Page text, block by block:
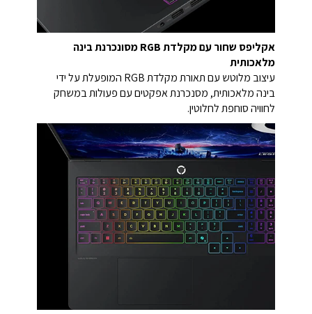
אקליפס שחור עם מקלדת RGB מסונכרנת בינה
מלאכותית
עיצוב מלוטש עם תאורת מקלדת RGB המופעלת על ידי
בינה מלאכותית, מסנכרנת אפקטים עם פעולות במשחק
לחוויה סוחפת לחלוטין.